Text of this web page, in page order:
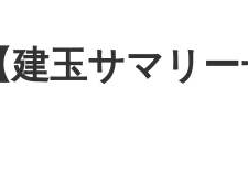
玉サマリ